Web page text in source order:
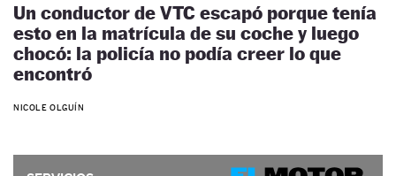
Un conductor de VTC escapó porque tenía
esto en la matrícula de su coche y luego
chocó: la policía no podía creer lo que
encontró
NICOLE OLGUÍN